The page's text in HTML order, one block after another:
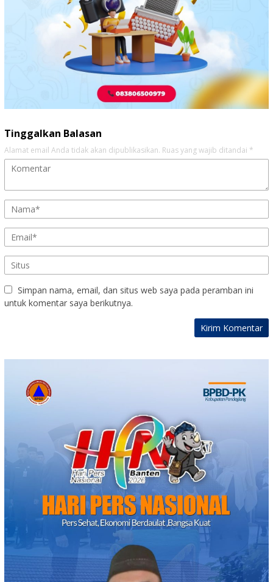
Tinggalkan Balasan
Alamat email Anda tidak akan dipublikasikan. Ruas yang wajib ditandai *
Simpan nama, email, dan situs web saya pada peramban ini
untuk komentar saya berikutnya.